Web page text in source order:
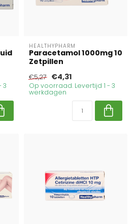
3
HEALTHYPHARM
Paracetamol 1000mg 10
Zetpillen
€5,27 €4,31
Op voorraad. Levertijd 1 - 3
werkdagen